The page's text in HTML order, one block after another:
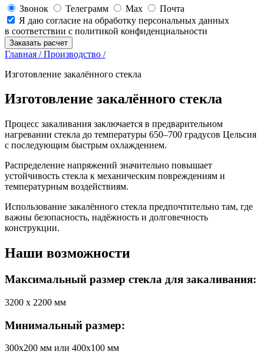
Звонок Телеграмм Max
Почта
Я даю согласие на обработку персональных данных
в соответствии с политикой конфиденциальности
Заказать расчет
Главная /Производство /
Изготовление закалённого стекла
Изготовление закалённого стекла
Процесс закаливания заключается в предварительном
нагревании стекла до температуры 650–700 градусов Цельсия
с последующим быстрым охлаждением.
Распределение напряжений значительно повышает
устойчивость стекла к механическим повреждениям и
температурным воздействиям.
Использование закалённого стекла предпочтительно там, где
важны безопасность, надёжность и долговечность
конструкции.
Наши возможности
Максимальный размер стекла для закаливания:
3200 х 2200 мм
Минимальный размер:
300х200 мм или 400х100 мм